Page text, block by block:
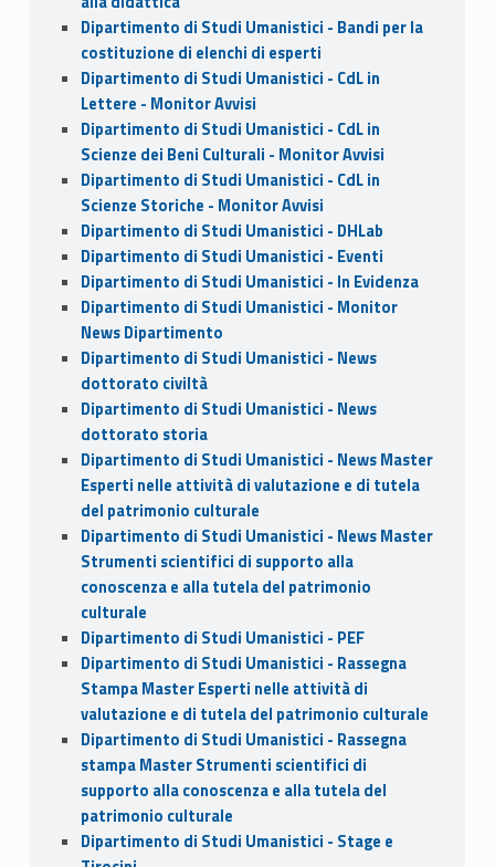
Dipartimento di Studi Umanistici - Bandi per la
costituzione di elenchi di esperti
Dipartimento di Studi Umanistici - CdL in
Lettere - Monitor Avvisi
Dipartimento di Studi Umanistici - CdL in
Scienze dei Beni Culturali - Monitor Avvisi
Dipartimento di Studi Umanistici - CdL in
Scienze Storiche - Monitor Avvisi
Dipartimento di Studi Umanistici - DHLab
Dipartimento di Studi Umanistici - Eventi
Dipartimento di Studi Umanistici - In Evidenza
Dipartimento di Studi Umanistici - Monitor
News Dipartimento
Dipartimento di Studi Umanistici - News
dottorato civiltà
Dipartimento di Studi Umanistici - News
dottorato storia
Dipartimento di Studi Umanistici - News Master
Esperti nelle attività di valutazione e di tutela
del patrimonio culturale
Dipartimento di Studi Umanistici - News Master
Strumenti scientifici di supporto alla
conoscenza e alla tutela del patrimonio
culturale
Dipartimento di Studi Umanistici - PEF
Dipartimento di Studi Umanistici - Rassegna
Stampa Master Esperti nelle attività di
valutazione e di tutela del patrimonio culturale
Dipartimento di Studi Umanistici - Rassegna
stampa Master Strumenti scientifici di
supporto alla conoscenza e alla tutela del
patrimonio culturale
Dipartimento di Studi Umanistici - Stage e